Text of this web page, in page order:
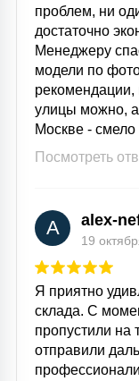
проблем, ни
достаточно
Менеджеру
модели по
рекомендации,
улицы можно, а
Москве -
Посмотреть
A alex-
19
Я приятно
склада. С
пропустили на
отправили